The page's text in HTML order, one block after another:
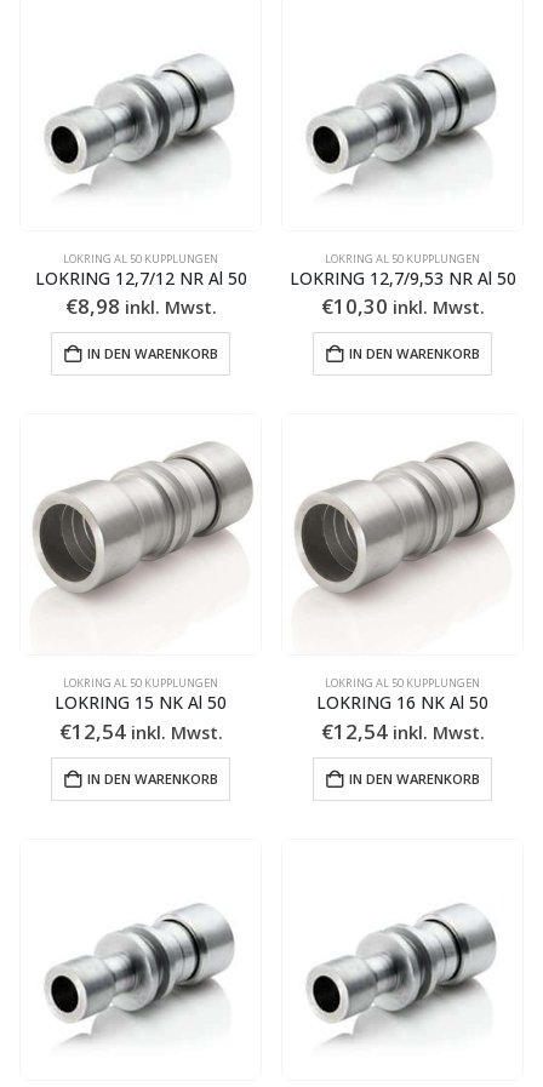
LOKRING AL 50 KUPPLUNGEN
LOKRING 12,7/12 NR Al 50
€8,98 inkl. Mwst.
IN DEN WARENKORB
LOKRING AL 50 KUPPLUNGEN
LOKRING 12,7/9,53 NR Al 50
€10,30 inkl. Mwst.
IN DEN WARENKORB
LOKRING AL 50 KUPPLUNGEN
LOKRING 15 NK Al 50
€12,54 inkl. Mwst.
IN DEN WARENKORB
LOKRING AL 50 KUPPLUNGEN
LOKRING 16 NK Al 50
€12,54 inkl. Mwst.
IN DEN WARENKORB